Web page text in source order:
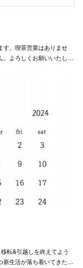
す。喫茶営業はありませ
。よろしくお願いいたし…
転&引越しを終えてよう
新生活が落ち着いてきた…